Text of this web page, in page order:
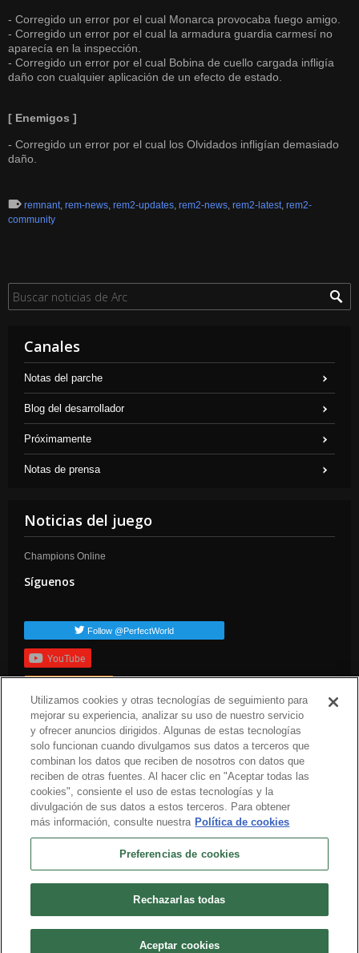
- Corregido un error por el cual Monarca provocaba fuego amigo.
- Corregido un error por el cual la armadura guardia carmesí no
aparecía en la inspección.
- Corregido un error por el cual Bobina de cuello cargada infligía
daño con cualquier aplicación de un efecto de estado.
[ Enemigos ]
- Corregido un error por el cual los Olvidados infligían demasiado
daño.
remnant, rem-news, rem2-updates, rem2-news, rem2-latest, rem2-
community
Canales
Notas del parche
Blog del desarrollador
Próximamente
Notas de prensa
Noticias del juego
Champions Online
Síguenos
Follow @PerfectWorld
YouTube
Etiquetas populares
press-release arc-news
Contacta con nosotros
Preferencias de cookies
No vender o compartir mi información personal
Utilizamos cookies y otras tecnologías de seguimiento para
mejorar su experiencia, analizar su uso de nuestro servicio
y ofrecer anuncios dirigidos. Algunas de estas tecnologías
solo funcionan cuando divulgamos sus datos a terceros que
combinan los datos que reciben de nosotros con datos que
reciben de otras fuentes. Al hacer clic en "Aceptar todas las
cookies", consiente el uso de estas tecnologías y la
divulgación de sus datos a estos terceros. Para obtener
más información, consulte nuestra Política de cookies
Preferencias de cookies
Rechazarlas todas
Aceptar cookies